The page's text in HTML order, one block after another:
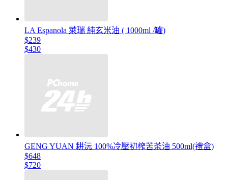
LA Espanola 萊瑞 純玄米油 ( 1000ml /罐)
$239
$430
GENG YUAN 耕沅 100%冷壓初榨苦茶油 500ml(禮盒)
$648
$720